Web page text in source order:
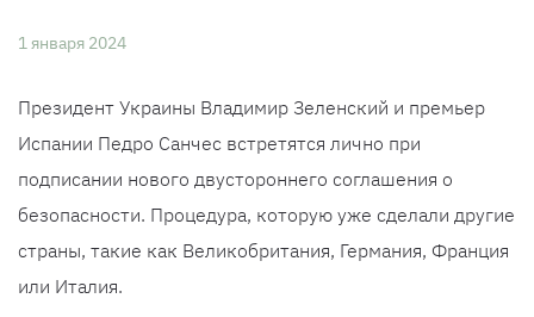
1 января 2024
Президент Украины Владимир Зеленский и премьер
Испании Педро Санчес встретятся лично при
подписании нового двустороннего соглашения о
безопасности. Процедура, которую уже сделали другие
страны, такие как Великобритания, Германия, Франция
или Италия.